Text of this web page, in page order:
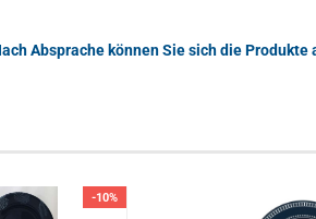
Absprache können Sie sich die Produkte
-10%